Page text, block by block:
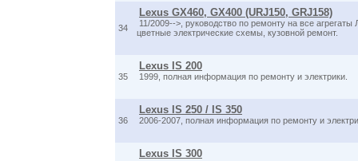
34
Lexus GX460, GX400 (URJ150, GRJ158)
11/2009-->, руководство по ремонту на все агрегаты
цветные электрические схемы, кузовной ремонт.
35
Lexus IS 200
1999, полная информация по ремонту и электрики.
36
Lexus IS 250 / IS 350
2006-2007, полная информация по ремонту и
Lexus IS 300